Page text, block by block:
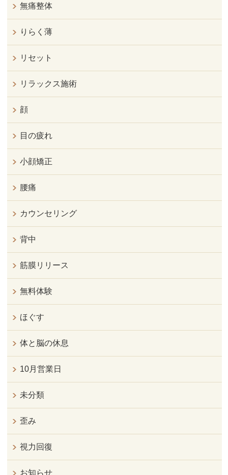
無痛整体
りらく薄
リセット
リラックス施術
顔
目の疲れ
小顔矯正
腰痛
カウンセリング
背中
筋膜リリース
無料体験
ほぐす
体と脳の休息
10月営業日
未分類
歪み
視力回復
お知らせ